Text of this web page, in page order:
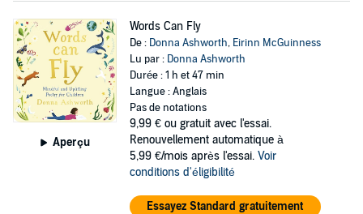
Aperçu
Words Can Fly
De : Donna Ashworth, Eirinn McGuinness
Lu par : Donna Ashworth
Durée : 1 h et 47 min
Langue : Anglais
Pas de notations
9,99 € ou gratuit avec l'essai.
Renouvellement automatique à
5,99 €/mois après l'essai. Voir
conditions d'éligibilité
Essayez Standard gratuitement